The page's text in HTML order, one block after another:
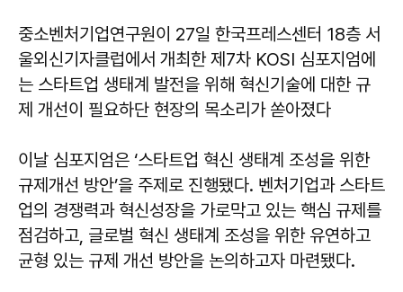
중소벤처기업연구원이 27일 한국프레스센터 18층 서
울외신기자클럽에서 개최한 제7차 KOSI 심포지엄에
는 스타트업 생태계 발전을 위해 혁신기술에 대한 규
제 개선이 필요하단 현장의 목소리가 쏟아졌다
이날 심포지엄은 ‘스타트업 혁신 생태계 조성을 위한
규제개선 방안’을 주제로 진행됐다. 벤처기업과 스타트
업의 경쟁력과 혁신성장을 가로막고 있는 핵심 규제를
점검하고, 글로벌 혁신 생태계 조성을 위한 유연하고
균형 있는 규제 개선 방안을 논의하고자 마련됐다.